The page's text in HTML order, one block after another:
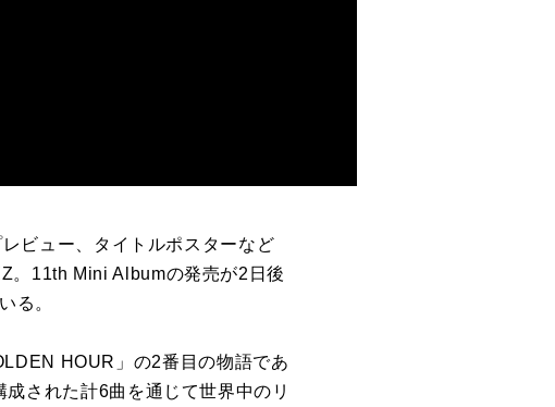
ビュー、タイトルポスターなど
。11th Mini Albumの発売が2日後
る。
HOUR」の2番目の物語であ
された計6曲を通じて世界中のリ